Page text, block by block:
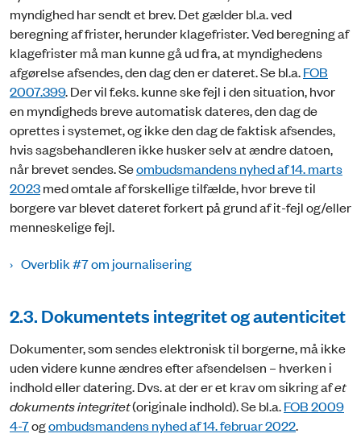
myndighed har sendt et brev. Det gælder bl.a. ved
beregning af frister, herunder klagefrister. Ved beregning af
klagefrister må man kunne gå ud fra, at myndighedens
afgørelse afsendes, den dag den er dateret. Se bl.a.FOB
2007.399. Der vil f.eks. kunne ske fejl i den situation, hvor
en myndigheds breve automatisk dateres, den dag de
oprettes i systemet, og ikke den dag de faktisk afsendes,
hvis sagsbehandleren ikke husker selv at ændre datoen,
når brevet sendes. Seombudsmandens nyhed af 14. marts
2023med omtale af forskellige tilfælde, hvor breve til
borgere var blevet dateret forkert på grund af it-fejl og/eller
menneskelige fejl.
Overblik #7 om journalisering
2.3. Dokumentets integritet og autenticitet
Dokumenter, som sendes elektronisk til borgerne, må ikke
uden videre kunne ændres efter afsendelsen – hverken i
indhold eller datering. Dvs. at der er et krav om sikring afet
dokuments integritet(originale indhold). Se bl.a.FOB 2009
4-7ogombudsmandens nyhed af 14. februar 2022.